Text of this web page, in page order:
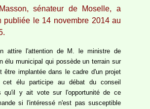
sénateur de Moselle, a
publiée le 14 novembre 2014 au
attire l'attention de M. le ministre de
élu municipal qui possède un terrain sur
être implantée dans le cadre d'un projet
cet élu participe au débat du conseil
qu'il y ait vote sur l'opportunité de ce
si l'intéressé n'est pas susceptible